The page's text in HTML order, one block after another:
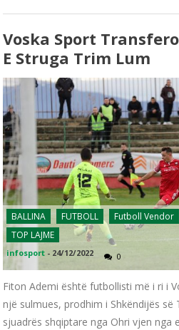
Voska Sport
E Struga Trim Lum
BALLINA FUTBOLL Futboll Vendor
TOP LAJME
infosport - 24/12/2022 0
Fiton Ademi është futbollisti më i ri i
një sulmues, prodhim i Shkëndijës së
sjuadrës shqiptare nga Ohri vjen nga